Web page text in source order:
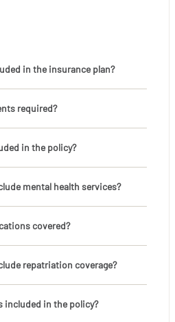
in the insurance plan?
required?
in the policy?
mental health services?
covered?
repatriation coverage?
included in the policy?